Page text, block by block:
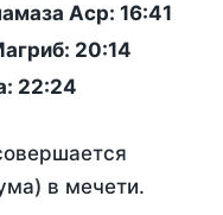
Аср: 16:41
20:14
22:24
в мечети.